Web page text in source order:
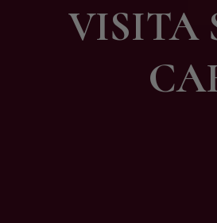
VISITA